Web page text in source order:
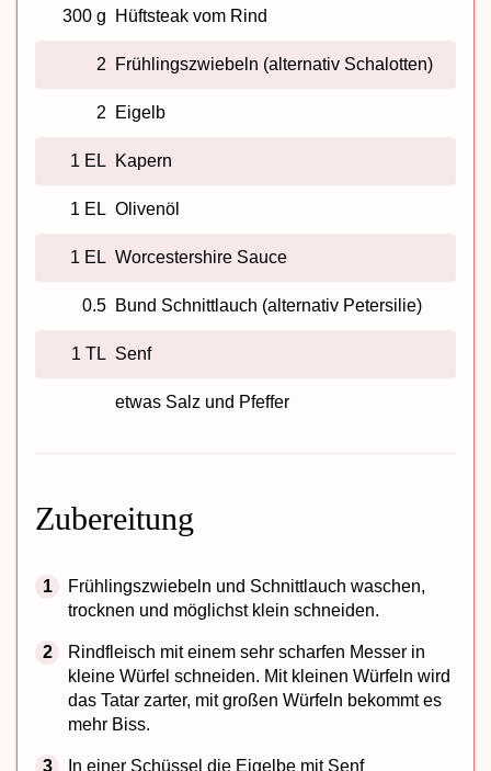
300 g Hüftsteak vom Rind
2 Frühlingszwiebeln (alternativ Schalotten)
2 Eigelb
1 EL Kapern
1 EL Olivenöl
1 EL Worcestershire Sauce
0.5 Bund Schnittlauch (alternativ Petersilie)
1 TL Senf
etwas Salz und Pfeffer
Zubereitung
Frühlingszwiebeln und Schnittlauch waschen,
trocknen und möglichst klein schneiden.
Rindfleisch mit einem sehr scharfen Messer in
kleine Würfel schneiden. Mit kleinen Würfeln wird
das Tatar zarter, mit großen Würfeln bekommt es
mehr Biss.
In einer Schüssel die Eigelbe mit Senf